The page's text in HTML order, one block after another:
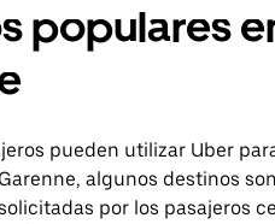
populares
pueden utilizar Uber
algunos destinos
por los pasajeros